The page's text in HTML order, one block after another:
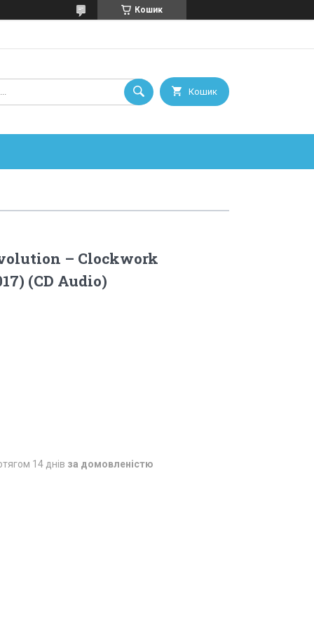
Кошик
Кошик
– Clockwork
(CD Audio)
14 днів за домовленістю